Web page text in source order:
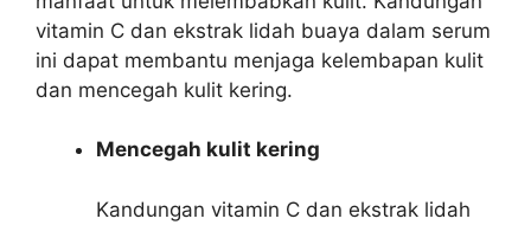
vitamin C dan ekstrak lidah buaya dalam serum
ini dapat membantu menjaga kelembapan kulit
dan mencegah kulit kering.
Mencegah kulit kering
Kandungan vitamin C dan ekstrak lidah